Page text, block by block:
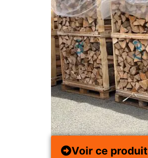
Voir ce produit